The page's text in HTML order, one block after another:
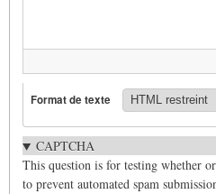
Format de texte
CAPTCHA
This question is for testing whether
to prevent automated spam